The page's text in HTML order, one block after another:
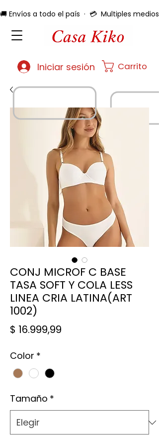
🚚 Envíos a todo el país  ·  💳  Multiples
Iniciar sesión Carrito
CONJ MICROF C BASE
TASA SOFT Y COLA LESS
LINEA CRIA LATINA(ART
1002)
$ 16.999,99
Color *
Tamaño *